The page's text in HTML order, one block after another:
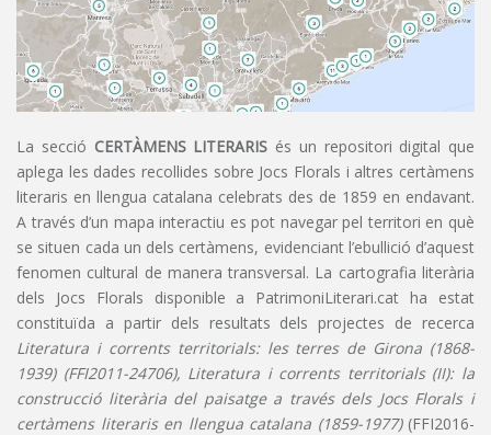
La secció CERTÀMENS LITERARIS és un repositori digital que
aplega les dades recollides sobre Jocs Florals i altres certàmens
literaris en llengua catalana celebrats des de 1859 en endavant.
A través d’un mapa interactiu es pot navegar pel territori en què
se situen cada un dels certàmens, evidenciant l’ebullició d’aquest
fenomen cultural de manera transversal. La cartografia literària
dels Jocs Florals disponible a PatrimoniLiterari.cat ha estat
constituïda a partir dels resultats dels projectes de recerca
Literatura i corrents territorials: les terres de Girona (1868-
1939) (FFI2011-24706), Literatura i corrents territorials (II): la
construcció literària del paisatge a través dels Jocs Florals i
certàmens literaris en llengua catalana (1859-1977)(FFI2016-